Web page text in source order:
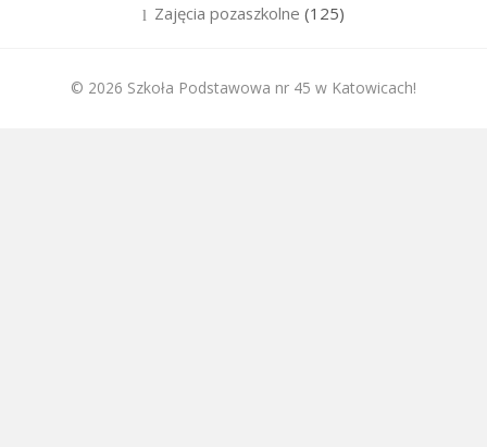
Zajęcia pozaszkolne (125)
© 2026 Szkoła Podstawowa nr 45 w Katowicach!